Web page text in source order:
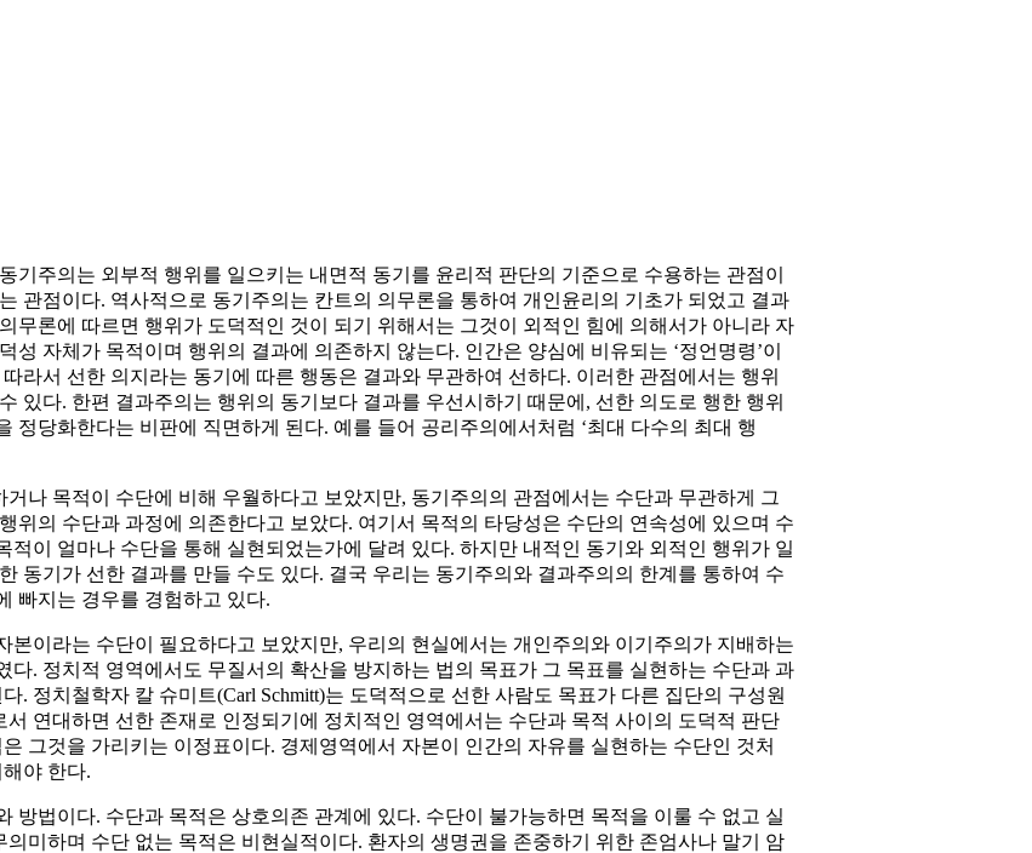
주의는 외부적 행위를 일으키는 내면적 동기를 윤리적 판단의 기준으로 수용하는 관점이
관점이다. 역사적으로 동기주의는 칸트의 의무론을 통하여 개인윤리의 기초가 되었고 결과
무론에 따르면 행위가 도덕적인 것이 되기 위해서는 그것이 외적인 힘에 의해서가 아니라 자
자체가 목적이며 행위의 결과에 의존하지 않는다. 인간은 양심에 비유되는 ‘정언명령’이
라서 선한 의지라는 동기에 따른 행동은 결과와 무관하여 선하다. 이러한 관점에서는 행위
있다. 한편 결과주의는 행위의 동기보다 결과를 우선시하기 때문에, 선한 의도로 행한 행위
당화한다는 비판에 직면하게 된다. 예를 들어 공리주의에서처럼 ‘최대 다수의 최대 행
나 목적이 수단에 비해 우월하다고 보았지만, 동기주의의 관점에서는 수단과 무관하게 그
위의 수단과 과정에 의존한다고 보았다. 여기서 목적의 타당성은 수단의 연속성에 있으며 수
이 얼마나 수단을 통해 실현되었는가에 달려 있다. 하지만 내적인 동기와 외적인 행위가 일
동기가 선한 결과를 만들 수도 있다. 결국 우리는 동기주의와 결과주의의 한계를 통하여 수
빠지는 경우를 경험하고 있다.
이라는 수단이 필요하다고 보았지만, 우리의 현실에서는 개인주의와 이기주의가 지배하는
. 정치적 영역에서도 무질서의 확산을 방지하는 법의 목표가 그 목표를 실현하는 수단과 과
정치철학자 칼 슈미트(Carl Schmitt)는 도덕적으로 선한 사람도 목표가 다른 집단의 구성원
연대하면 선한 존재로 인정되기에 정치적인 영역에서는 수단과 목적 사이의 도덕적 판단
그것을 가리키는 이정표이다. 경제영역에서 자본이 인간의 자유를 실현하는 수단인 것처
야 한다.
법이다. 수단과 목적은 상호의존 관계에 있다. 수단이 불가능하면 목적을 이룰 수 없고 실
미하며 수단 없는 목적은 비현실적이다. 환자의 생명권을 존중하기 위한 존엄사나 말기 암